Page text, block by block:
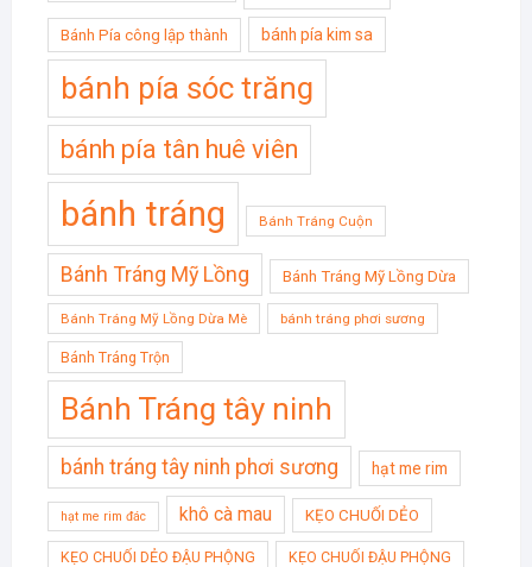
Bánh Pía công lập thành bánh pía kim sa
bánh pía sóc trăng
bánh pía tân huê viên
bánh tráng Bánh Tráng Cuộn
Bánh Tráng Mỹ Lồng Bánh Tráng Mỹ Lồng Dừa
Bánh Tráng Mỹ Lồng Dừa Mè bánh tráng phơi sương
Bánh Tráng Trộn
Bánh Tráng tây ninh
bánh tráng tây ninh phơi sương hạt me rim
hạt me rim đác khô cà mau KẸO CHUỐI DẺO
KẸO CHUỐI DẺO ĐẬU PHỘNG KẸO CHUỐI ĐẬU PHỘNG